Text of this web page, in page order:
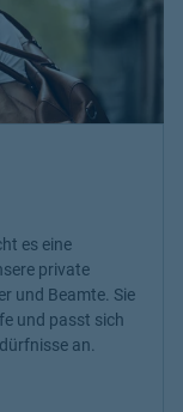
es eine
private
und Beamte. Sie
und passt sich
an.